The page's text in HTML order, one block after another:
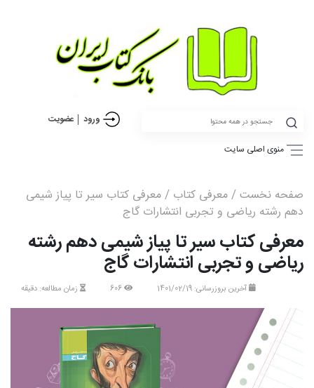
ورود عضویت
منوی اصلی سایت
صفحه نخست/معرفی کتاب / معرفی کتاب سیر تا پیاز شیمی
دهم رشته ریاضی و تجربی انتشارات گاج
معرفی کتاب سیر تا پیاز شیمی دهم رشته
ریاضی و تجربی انتشارات گاج
آخرین بروزرسانی: 1401/02/19 زمان مطالعه: دقیقه